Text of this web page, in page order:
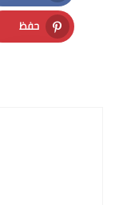
Facebook
حفظ
Pinterest